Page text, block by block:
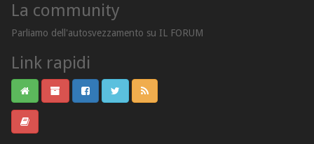
La community
Parliamo dell'autosvezzamento su IL FORUM
Link rapidi